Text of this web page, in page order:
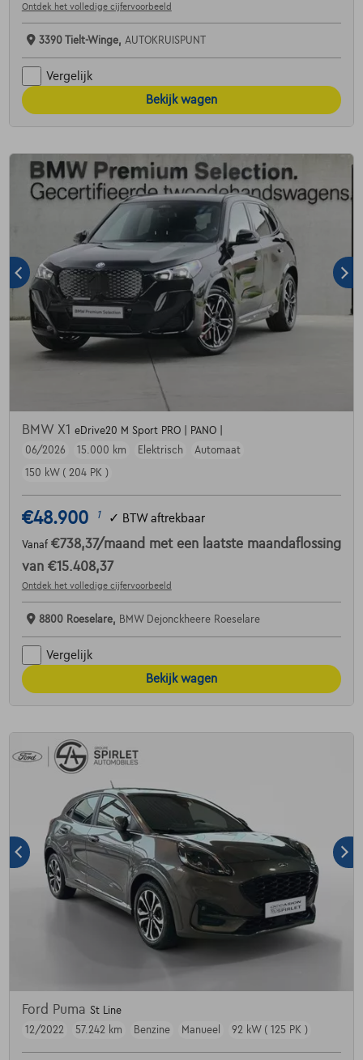
Ontdek het volledige cijfervoorbeeld
3390 Tielt-Winge, AUTOKRUISPUNT
Vergelijk
Bekijk wagen
BMW X1 eDrive20 M Sport PRO | PANO |
06/2026
15.000 km Elektrisch
Automaat
150 kW ( 204 PK )
€48.900 1 ✓ BTW aftrekbaar
Vanaf €738,37/maand met een laatste maandaflossing
van €15.408,37
Ontdek het volledige cijfervoorbeeld
8800 Roeselare, BMW Dejonckheere Roeselare
Vergelijk
Bekijk wagen
Ford Puma St Line
12/2022
57.242 km Benzine Manueel 92 kW ( 125 PK )